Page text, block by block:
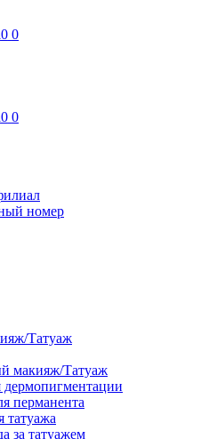
0 0
0 0
номер
Татуаж
макияж/Татуаж
перманента
татуажа
за татуажем